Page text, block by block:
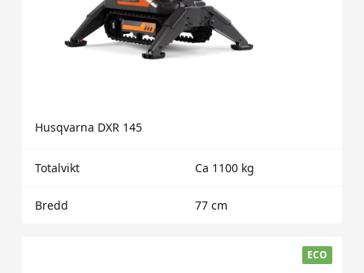
Husqvarna DXR 145
Totalvikt Ca 1100 kg
Bredd 77 cm
ECO